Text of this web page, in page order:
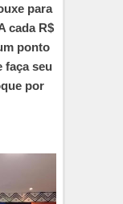
para
cada R$
ponto
faça seu
por